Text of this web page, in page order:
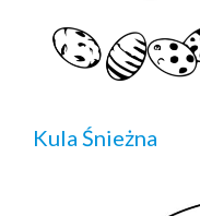
Kula Śnieżna